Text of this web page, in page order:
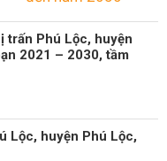
trấn Phú Lộc, huyện
2021 – 2030, tầm
Lộc, huyện Phú Lộc,